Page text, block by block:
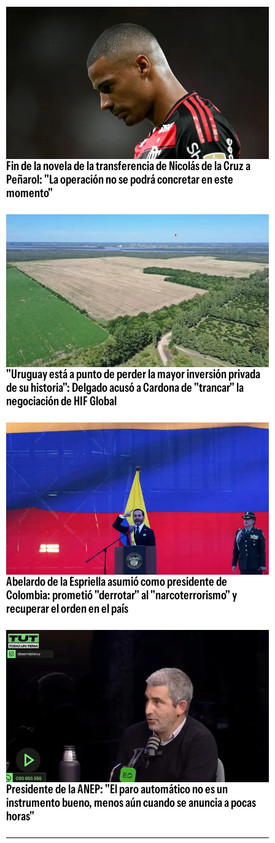
Fin de la novela de la transferencia de Nicolás de la Cruz a
Peñarol: "La operación no se podrá concretar en este
momento"
"Uruguay está a punto de perder la mayor inversión privada
de su historia": Delgado acusó a Cardona de "trancar" la
negociación de HIF Global
Abelardo de la Espriella asumió como presidente de
Colombia: prometió "derrotar" al "narcoterrorismo" y
recuperar el orden en el país
Presidente de la ANEP: "El paro automático no es un
instrumento bueno, menos aún cuando se anuncia a pocas
horas"